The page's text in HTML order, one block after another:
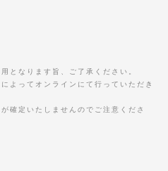
となります旨、ご了承ください。
よってオンラインにて行っていただき
確定いたしませんのでご注意くださ